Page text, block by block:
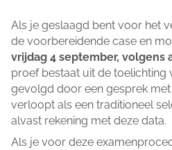
Als je geslaagd bent voor het
de voorbereidende case en
vrijdag 4 september, volgens
proef bestaat uit de toelichting
gevolgd door een gesprek
verloopt als een traditioneel
alvast rekening met deze data.
Als je voor deze